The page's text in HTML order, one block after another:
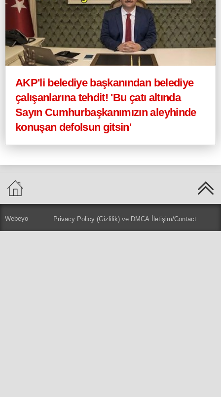
AKP'li belediye başkanından belediye
çalışanlarına tehdit! 'Bu çatı altında
Sayın Cumhurbaşkanımızın aleyhinde
konuşan defolsun gitsin'
Webeyo Privacy Policy (Gizlilik) ve DMCA İletişim/Contact